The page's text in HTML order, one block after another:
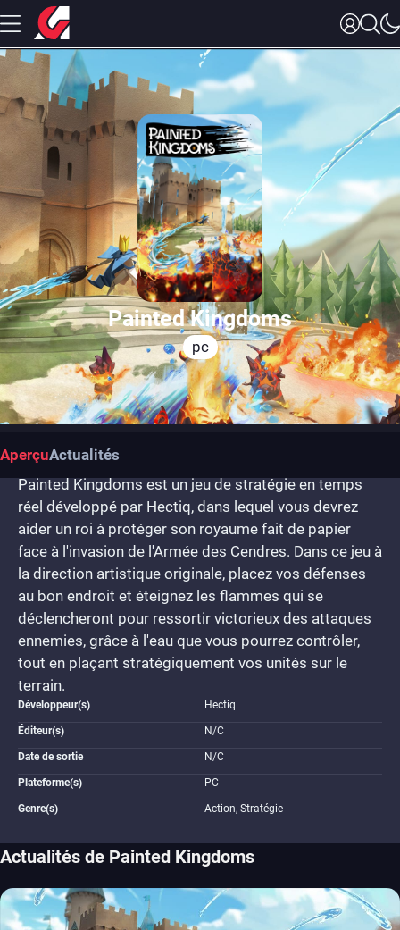
Painted Kingdoms
pc
AperçuActualités
Painted Kingdoms est un jeu de stratégie en temps
réel développé par Hectiq, dans lequel vous devrez
aider un roi à protéger son royaume fait de papier
face à l'invasion de l'Armée des Cendres. Dans ce jeu à
la direction artistique originale, placez vos défenses
au bon endroit et éteignez les flammes qui se
déclencheront pour ressortir victorieux des attaques
ennemies, grâce à l'eau que vous pourrez contrôler,
tout en plaçant stratégiquement vos unités sur le
terrain.
Développeur(s) Hectiq
Éditeur(s) N/C
Date de sortie N/C
Plateforme(s) PC
Genre(s) Action, Stratégie
Actualités de Painted Kingdoms